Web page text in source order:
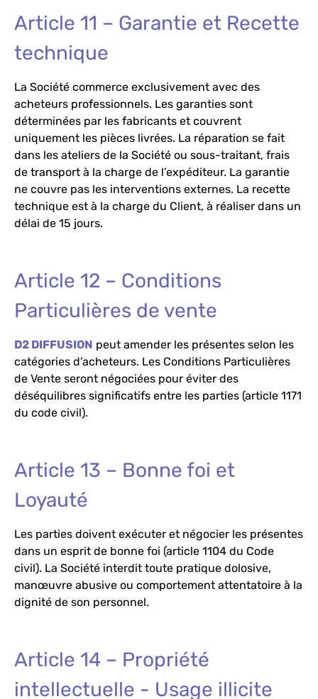
Article 11 – Garantie et Recette
technique
La Société commerce exclusivement avec des
acheteurs professionnels. Les garanties sont
déterminées par les fabricants et couvrent
uniquement les pièces livrées. La réparation se fait
dans les ateliers de la Société ou sous-traitant, frais
de transport à la charge de l’expéditeur. La garantie
ne couvre pas les interventions externes. La recette
technique est à la charge du Client, à réaliser dans un
délai de 15 jours.
Article 12 – Conditions
Particulières de vente
D2 DIFFUSION peut amender les présentes selon les
catégories d’acheteurs. Les Conditions Particulières
de Vente seront négociées pour éviter des
déséquilibres significatifs entre les parties (article 1171
du code civil).
Article 13 – Bonne foi et
Loyauté
Les parties doivent exécuter et négocier les présentes
dans un esprit de bonne foi (article 1104 du Code
civil). La Société interdit toute pratique dolosive,
manœuvre abusive ou comportement attentatoire à la
dignité de son personnel.
Article 14 – Propriété
intellectuelle - Usage illicite